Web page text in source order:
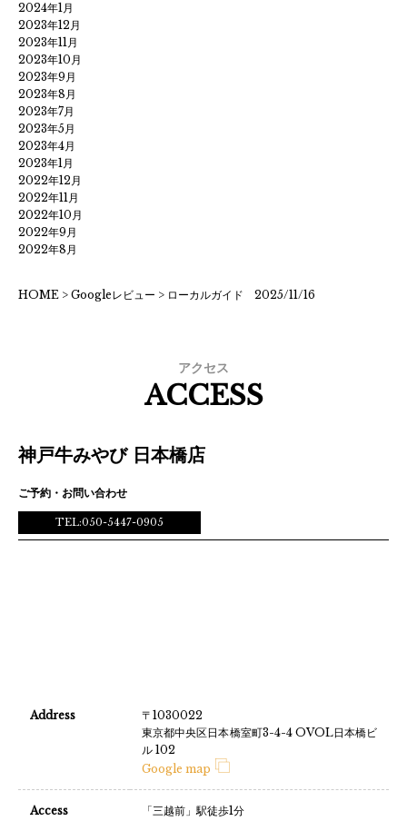
2024年1月
2023年12月
2023年11月
2023年10月
2023年9月
2023年8月
2023年7月
2023年5月
2023年4月
2023年1月
2022年12月
2022年11月
2022年10月
2022年9月
2022年8月
HOME > Googleレビュー > ローカルガイド 2025/11/16
アクセス
ACCESS
神戸牛みやび 日本橋店
ご予約・お問い合わせ
TEL:050-5447-0905
Address
〒1030022
東京都中央区日本橋室町3-4-4 OVOL日本橋ビ
ル 102
Google map
Access 「三越前」駅徒歩1分